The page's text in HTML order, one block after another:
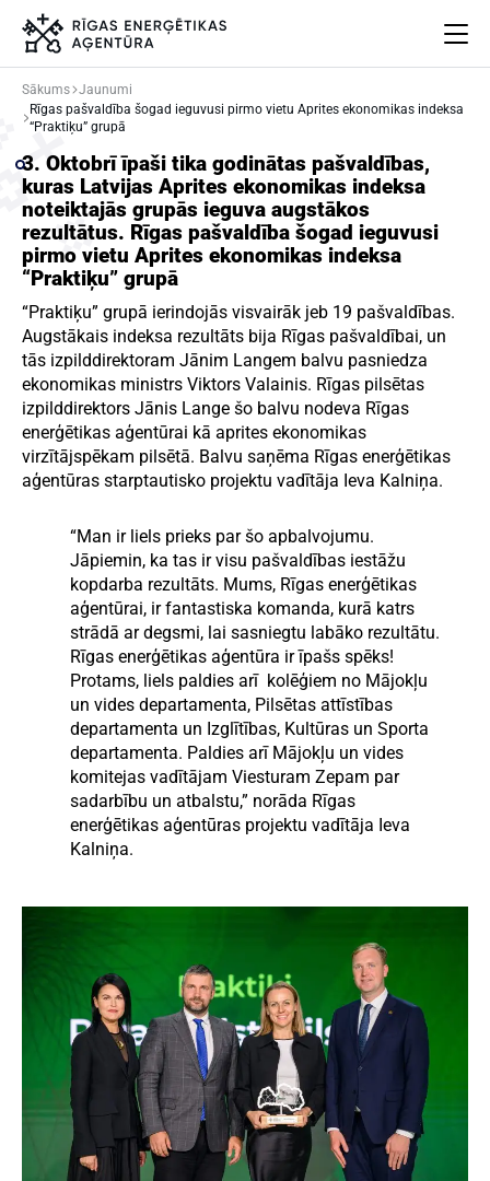
Projekti
Energoefektivitāte
Pasākumi
Jaunumi
Aprites ekonomika
Iesaisties
Elpo Rīga!
Ēkas atjaunošanas ABC
Meklēt Language Iestatījumi
Sākums Jaunumi
Rīgas pašvaldība šogad ieguvusi pirmo vietu Aprites ekonomikas indeksa
“Praktiķu” grupā
3. Oktobrī īpaši tika godinātas pašvaldības,
kuras Latvijas Aprites ekonomikas indeksa
noteiktajās grupās ieguva augstākos
rezultātus. Rīgas pašvaldība šogad ieguvusi
pirmo vietu Aprites ekonomikas indeksa
“Praktiķu” grupā
“Praktiķu” grupā ierindojās visvairāk jeb 19 pašvaldības.
Augstākais indeksa rezultāts bija Rīgas pašvaldībai, un
tās izpilddirektoram Jānim Langem balvu pasniedza
ekonomikas ministrs Viktors Valainis. Rīgas pilsētas
izpilddirektors Jānis Lange šo balvu nodeva Rīgas
enerģētikas aģentūrai kā aprites ekonomikas
virzītājspēkam pilsētā. Balvu saņēma Rīgas enerģētikas
aģentūras starptautisko projektu vadītāja Ieva Kalniņa.
“Man ir liels prieks par šo apbalvojumu.
Jāpiemin, ka tas ir visu pašvaldības iestāžu
kopdarba rezultāts. Mums, Rīgas enerģētikas
aģentūrai, ir fantastiska komanda, kurā katrs
strādā ar degsmi, lai sasniegtu labāko rezultātu.
Rīgas enerģētikas aģentūra ir īpašs spēks!
Protams, liels paldies arī kolēģiem no Mājokļu
un vides departamenta, Pilsētas attīstības
departamenta un Izglītības, Kultūras un Sporta
departamenta. Paldies arī Mājokļu un vides
komitejas vadītājam Viesturam Zepam par
sadarbību un atbalstu,” norāda Rīgas
enerģētikas aģentūras projektu vadītāja Ieva
Kalniņa.